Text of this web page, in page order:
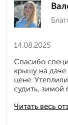
14.08.2025
Читать весь
Спасибо
крышу на даче
цене.
судить, зимой